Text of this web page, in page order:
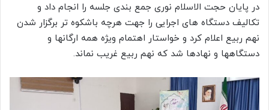
در پایان حجت الاسلام نوری جمع بندی جلسه را انجام داد و
تکالیف دستگاه های اجرایی را جهت هرچه باشکوه تر برگزار شدن
نهم ربیع اعلام کرد و خواستار اهتمام ویژه همه ارگانها و
دستگاهها و نهادها شد که نهم ربیع غریب نماند.